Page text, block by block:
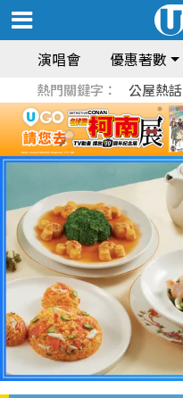
演唱會 優惠著數
熱門關鍵字： 公屋熱話